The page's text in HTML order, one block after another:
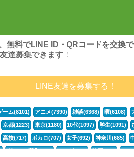
無料でLINE ID・QRコードを交換
達募集できます！
LINE友達を募集する！
ーム(8101) アニメ(7390) 雑談(6368) 暇(6108)
京都(1223) 東京(1180) 10代(1097) 学生(1091)
高校(717) ボカロ(707) 女子(692) 神奈川(685)
グループ募集(412) マンガ(401) 映画(396)